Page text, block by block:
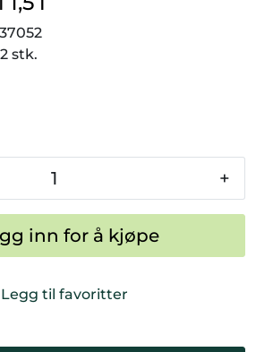
37052
2 stk.
+
inn for å kjøpe
Legg til favoritter